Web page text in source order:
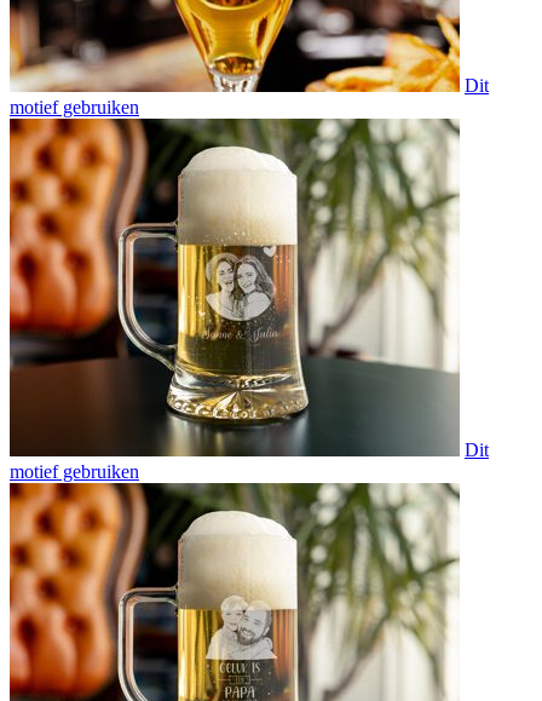
Dit
motief gebruiken
Dit
motief gebruiken